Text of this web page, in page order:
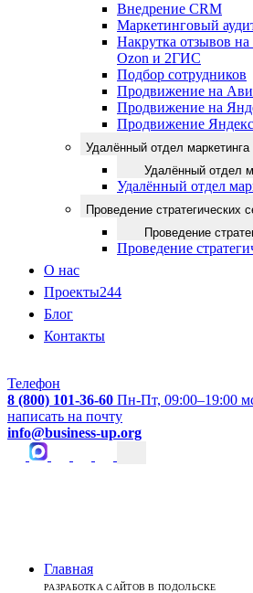
Внедрение CRM
Маркетинговый
Накрутка отзывов
Ozon и 2ГИС
Подбор сотрудников
Продвижение на
Продвижение на
Продвижение
Удалённый отдел маркетинга
Удалённый отдел
Удалённый отдел
Проведение стратегических
Проведение
Проведение
О нас
Проекты244
Блог
Контакты
Телефон
8 (800) 101-36-60 Пн-Пт, 09:00–19:00
написать на почту
info@business-up.org
Главная
РАЗРАБОТКА САЙТОВ В ПОДОЛЬСКЕ